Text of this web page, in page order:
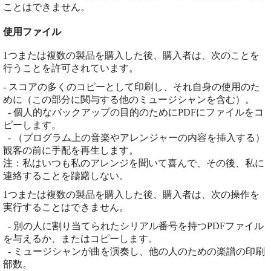
ことはできません。
使用ファイル
1つまたは複数の製品を購入した後、購入者は、次のことを
行うことを許可されています。
- スコアの多くのコピーとして印刷し、それ自身の使用のた
めに（この部分に関与する他のミュージシャンを含む）。
- 個人的なバックアップの目的のためにPDFにファイルをコ
ピーします。
- （プログラム上の音楽やアレンジャーの内容を挿入する）
観客の前に手配を再生します。
注：私はいつも私のアレンジを聞いて喜んで、その後、私に
連絡することを躊躇しない。
1つまたは複数の製品を購入した後、購入者は、次の操作を
実行することはできません。
- 別の人に割り当てられたシリアル番号を持つPDFファイル
を与えるか、またはコピーします。
- ミュージシャンが曲を演奏し、他の人のための楽譜の印刷
部数。